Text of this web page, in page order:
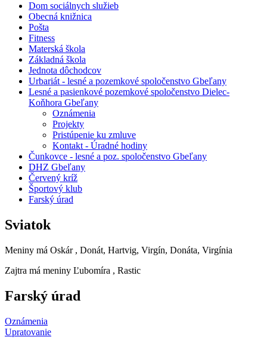
Dom sociálnych služieb
Obecná knižnica
Pošta
Fitness
Materská škola
Základná škola
Jednota dôchodcov
Urbariát - lesné a pozemkové spoločenstvo Gbeľany
Lesné a pasienkové pozemkové spoločenstvo Dielec-
Koňhora Gbeľany
Oznámenia
Projekty
Pristúpenie ku zmluve
Kontakt - Úradné hodiny
Čunkovce - lesné a poz. spoločenstvo Gbeľany
DHZ Gbeľany
Červený kríž
Športový klub
Farský úrad
Sviatok
Meniny má Oskár , Donát, Hartvig, Virgín, Donáta, Virgínia
Zajtra má meniny Ľubomíra , Rastic
Farský úrad
Oznámenia
Upratovanie